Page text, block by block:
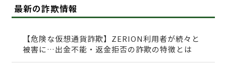
最新の詐欺情報
【危険な仮想通貨詐欺】ZERION利用者が続々と
被害に…出金不能・返金拒否の詐欺の特徴とは